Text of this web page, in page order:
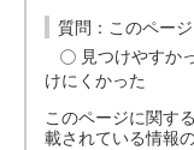
質問：このペー
見つけやすか
けにくかった
このページに関す
載されている情報